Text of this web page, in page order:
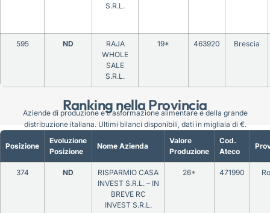
Ranking nella Provincia
S.R.L.
595 ND
RAJA
WHOLE
SALE
S.R.L.
19* 463920 Brescia
Posizione
Evoluzione
Posizione
Nome Azienda
Valore
Produzione
Cod.
Ateco
374 ND
RISPARMIO CASA
INVEST S.R.L. – IN
BREVE RC
INVEST S.R.L.
26* 471990
Aziende di produzione e trasformazione alimentare e della grande
distribuzione italiana. Ultimi bilanci disponibili, dati in migliaia di €.